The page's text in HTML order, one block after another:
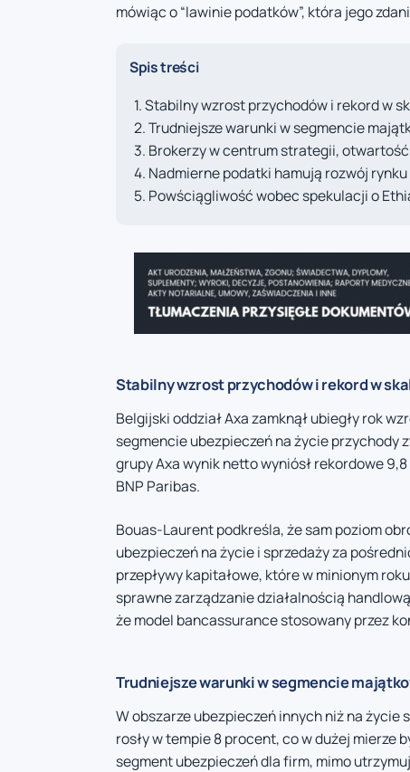
mówiąc o “lawinie podatków”, która jego
Spis treści
Stabilny wzrost przychodów i rekord w
Trudniejsze warunki w segmencie
Brokerzy w centrum strategii,
Nadmierne podatki hamują rozwój rynku
Powściągliwość wobec spekulacji o
Stabilny wzrost przychodów i rekord w
Belgijski oddział Axa zamknął ubiegły rok
segmencie ubezpieczeń na życie przychody
grupy Axa wynik netto wyniósł rekordowe
BNP Paribas.
Bouas-Laurent podkreśla, że sam poziom
ubezpieczeń na życie i sprzedaży za
przepływy kapitałowe, które w minionym
sprawne zarządzanie działalnością
że model bancassurance stosowany przez
Trudniejsze warunki w segmencie
W obszarze ubezpieczeń innych niż na
rosły w tempie 8 procent, co w dużej mierze
segment ubezpieczeń dla firm, mimo